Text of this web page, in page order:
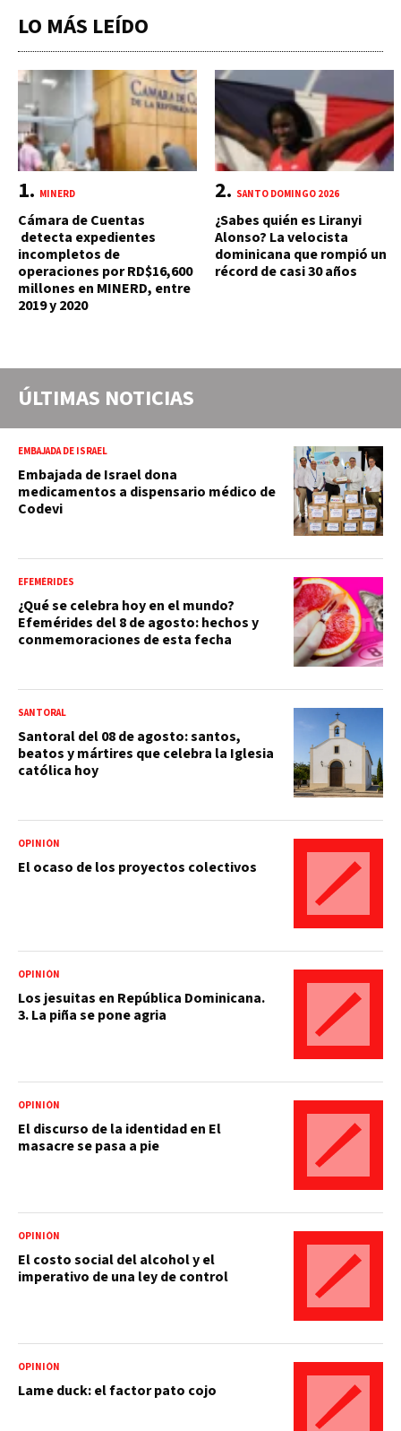
LO MÁS LEÍDO
MINERD
Cámara de Cuentas
detecta expedientes
incompletos de
operaciones por RD$16,600
millones en MINERD, entre
2019 y 2020
SANTO DOMINGO 2026
¿Sabes quién es Liranyi
Alonso? La velocista
dominicana que rompió un
récord de casi 30 años
ÚLTIMAS NOTICIAS
EMBAJADA DE ISRAEL
Embajada de Israel dona
medicamentos a dispensario médico de
Codevi
EFEMÉRIDES
¿Qué se celebra hoy en el mundo?
Efemérides del 8 de agosto: hechos y
conmemoraciones de esta fecha
SANTORAL
Santoral del 08 de agosto: santos,
beatos y mártires que celebra la Iglesia
católica hoy
OPINIÓN
El ocaso de los proyectos colectivos
OPINIÓN
Los jesuitas en República Dominicana.
3. La piña se pone agria
OPINIÓN
El discurso de la identidad en El
masacre se pasa a pie
OPINIÓN
El costo social del alcohol y el
imperativo de una ley de control
OPINIÓN
Lame duck: el factor pato cojo